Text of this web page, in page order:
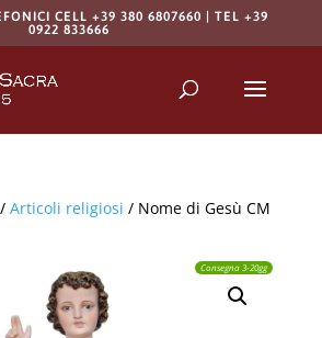
CELL +39 380 6807660 | TEL +39
0922 833666
/ Articoli religiosi / Nome di Gesù CM
Consegna 3-20gg